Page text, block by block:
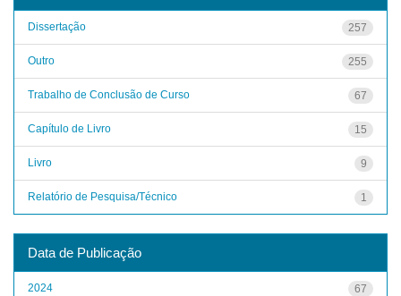
257
Dissertação
255
Outro
67
Trabalho de Conclusão de Curso
15
Capítulo de Livro
9
Livro
1
Relatório de Pesquisa/Técnico
Data de Publicação
67
2024